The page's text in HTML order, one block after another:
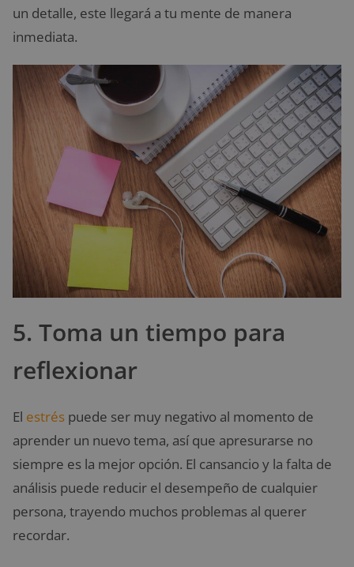
un detalle, este llegará a tu mente de manera
inmediata.
5. Toma un tiempo para
reflexionar
El estrés puede ser muy negativo al momento de
aprender un nuevo tema, así que apresurarse no
siempre es la mejor opción. El cansancio y la falta de
análisis puede reducir el desempeño de cualquier
persona, trayendo muchos problemas al querer
recordar.